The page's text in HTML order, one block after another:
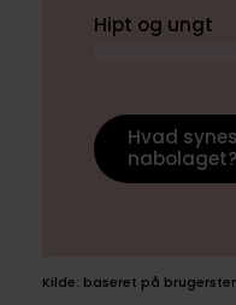
Hipt og ungt
Hvad
nabolaget?
Kilde: baseret på